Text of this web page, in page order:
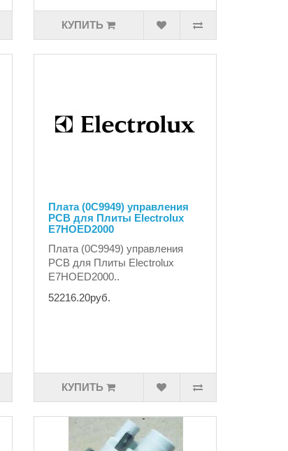
КУПИТЬ
Плата (0C9949) управления
PCB для Плиты Electrolux
E7HOED2000
Плата (0C9949) управления
PCB для Плиты Electrolux
E7HOED2000..
52216.20руб.
КУПИТЬ